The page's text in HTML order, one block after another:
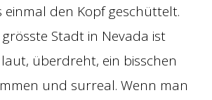
den Kopf geschüttelt.
grösste Stadt in Nevada ist
überdreht, ein bisschen
und surreal. Wenn man